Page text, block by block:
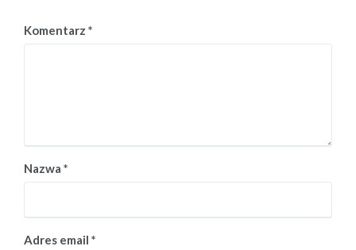
Komentarz *
Nazwa *
Adres email *